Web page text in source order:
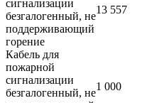
сигнализации
безгалогенный, не
поддерживающий
горение
13 557
Кабель для
пожарной
сигнализации
безгалогенный, не
1 000